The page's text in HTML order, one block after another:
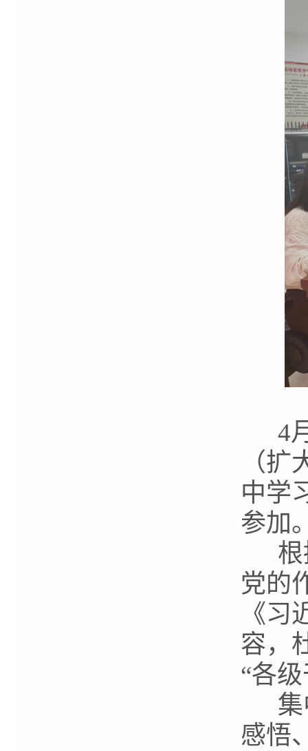
4月
（
中学
参加
根
党的
《
容，
“各
集
感悟